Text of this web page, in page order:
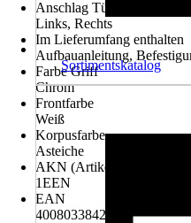
Anschlag Tür
Links, Rechts
Im Lieferumfang enthalten
Aufbauanleitung,
Farbe Griff
Chrom
Frontfarbe
Weiß
Korpusfarbe
Asteiche
AKN (Artikelkurznummer)
1EEN
EAN
4008033842259
Sortimentskatalog